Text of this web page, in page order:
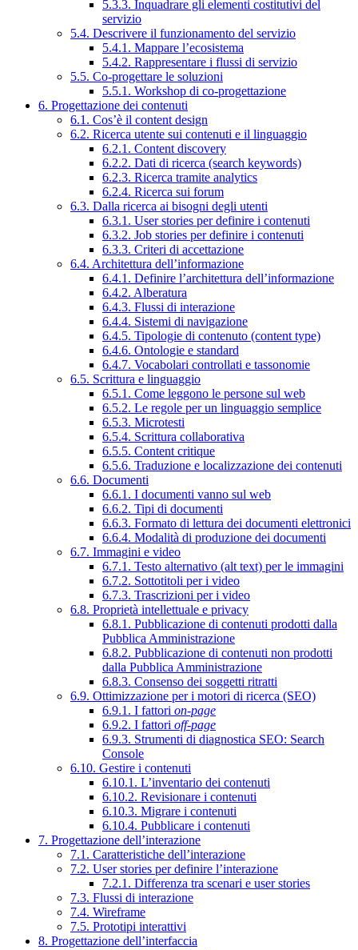
5.3.3. Inquadrare gli elementi costitutivi del
servizio
5.4. Descrivere il funzionamento del servizio
5.4.1. Mappare l’ecosistema
5.4.2. Rappresentare i flussi di servizio
5.5. Co-progettare le soluzioni
5.5.1. Workshop di co-progettazione
6. Progettazione dei contenuti
6.1. Cos’è il content design
6.2. Ricerca utente sui contenuti e il linguaggio
6.2.1. Content discovery
6.2.2. Dati di ricerca (search keywords)
6.2.3. Ricerca tramite analytics
6.2.4. Ricerca sui forum
6.3. Dalla ricerca ai bisogni degli utenti
6.3.1. User stories per definire i contenuti
6.3.2. Job stories per definire i contenuti
6.3.3. Criteri di accettazione
6.4. Architettura dell’informazione
6.4.1. Definire l’architettura dell’informazione
6.4.2. Alberatura
6.4.3. Flussi di interazione
6.4.4. Sistemi di navigazione
6.4.5. Tipologie di contenuto (content type)
6.4.6. Ontologie e standard
6.4.7. Vocabolari controllati e tassonomie
6.5. Scrittura e linguaggio
6.5.1. Come leggono le persone sul web
6.5.2. Le regole per un linguaggio semplice
6.5.3. Microtesti
6.5.4. Scrittura collaborativa
6.5.5. Content critique
6.5.6. Traduzione e localizzazione dei contenuti
6.6. Documenti
6.6.1. I documenti vanno sul web
6.6.2. Tipi di documenti
6.6.3. Formato di lettura dei documenti elettronici
6.6.4. Modalità di produzione dei documenti
6.7. Immagini e video
6.7.1. Testo alternativo (alt text) per le immagini
6.7.2. Sottotitoli per i video
6.7.3. Trascrizioni per i video
6.8. Proprietà intellettuale e privacy
6.8.1. Pubblicazione di contenuti prodotti dalla
Pubblica Amministrazione
6.8.2. Pubblicazione di contenuti non prodotti
dalla Pubblica Amministrazione
6.8.3. Consenso dei soggetti ritratti
6.9. Ottimizzazione per i motori di ricerca (SEO)
6.9.1. I fattori on-page
6.9.2. I fattori off-page
6.9.3. Strumenti di diagnostica SEO: Search
Console
6.10. Gestire i contenuti
6.10.1. L’inventario dei contenuti
6.10.2. Revisionare i contenuti
6.10.3. Migrare i contenuti
6.10.4. Pubblicare i contenuti
7. Progettazione dell’interazione
7.1. Caratteristiche dell’interazione
7.2. User stories per definire l’interazione
7.2.1. Differenza tra scenari e user stories
7.3. Flussi di interazione
7.4. Wireframe
7.5. Prototipi interattivi
8. Progettazione dell’interfaccia